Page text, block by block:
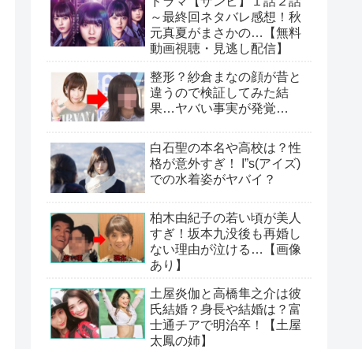
～最終回ネタバレ感想！秋
元真夏がまさかの…【無料
動画視聴・見逃し配信】
整形？紗倉まなの顔が昔と
違うので検証してみた結
果…ヤバい事実が発覚…
白石聖の本名や高校は？性
格が意外すぎ！ I”s(アイズ)
での水着姿がヤバイ？
柏木由紀子の若い頃が美人
すぎ！坂本九没後も再婚し
ない理由が泣ける…【画像
あり】
土屋炎伽と高橋隼之介は彼
氏結婚？身長や結婚は？富
士通チアで明治卒！【土屋
太鳳の姉】